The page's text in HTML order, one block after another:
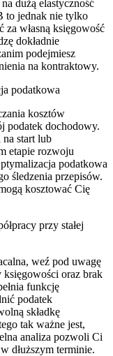
dużą elastyczność
to jednak nie tylko
własną księgowość
dokładnie
podejmiesz
na kontraktowy.
podatkowa
kosztów
podatek dochodowy.
start lub
etapie rozwoju
podatkowa
śledzenia przepisów.
kosztować Cię
przy stałej
weź pod uwagę
oraz brak
funkcję
podatek
składkę
tak ważne jest,
analiza pozwoli Ci
dłuższym terminie.